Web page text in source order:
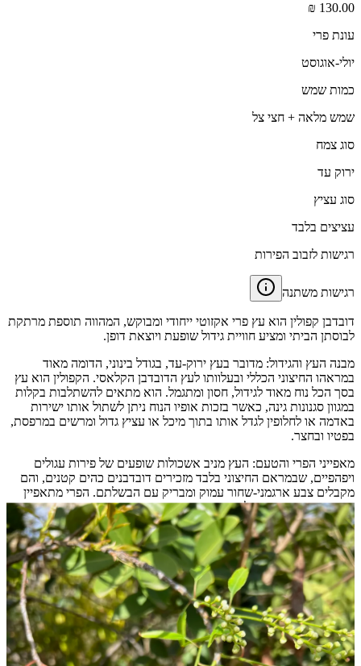
130.00 ₪
עונת פרי
יולי-אוגוסט
כמות שמש
שמש מלאה + חצי צל
סוג צמח
ירוק עד
סוג עציץ
עציצים בלבד
רגישות לזבוב הפירות
רגישות משתנה
דובדבן קפולין הוא עץ פרי אקזוטי ייחודי ומבוקש, המהווה תוספת מרתקת
לבוסתן הביתי ומציע חוויית גידול שופעת ויוצאת דופן.
מבנה העץ והגידול: מדובר בעץ ירוק-עד, בגודל בינוני, הדומה מאוד
במראהו החיצוני הכללי ובעלוותו לעץ הדובדבן הקלאסי. הקפולין הוא עץ
בסך הכל נוח מאוד לגידול, חסון ומתגמל. הוא מתאים להשתלבות בקלות
במגוון סגנונות גינה, כאשר בזכות אופיו הנוח ניתן לשתול אותו ישירות
באדמה או לחלופין לגדל אותו בתוך מיכל או עציץ גדול ומרשים במרפסת,
בפטיו ובחצר.
מאפייני הפרי והטעם: העץ מניב אשכולות שופעים של פירות עגולים
ויפהפיים, שבמראם החיצוני בלבד מזכירים דובדבנים כהים קטנים, והם
מקבלים צבע ארגמני-שחור עמוק ומבריק עם הבשלתם. הפרי מתאפיין
בבשר עסיסי מאוד בעל ניחוח ארומטי מיוחד, ומציע טעם מתקתק.